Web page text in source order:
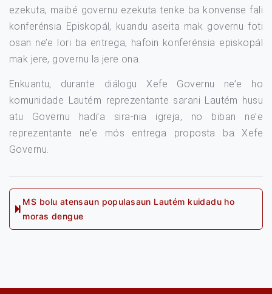
ezekuta, maibé governu ezekuta tenke ba konvense fali
konferénsia Episkopál, kuandu aseita mak governu foti
osan ne’e lori ba entrega, hafoin konferénsia episkopál
mak jere, governu la jere ona.
Enkuantu, durante diálogu Xefe Governu ne’e ho
komunidade Lautém reprezentante sarani Lautém husu
atu Governu hadi’a sira-nia igreja, no biban ne’e
reprezentante ne’e mós entrega proposta ba Xefe
Governu.
Post
navigation
post:
MS bolu atensaun populasaun Lautém kuidadu ho
moras dengue